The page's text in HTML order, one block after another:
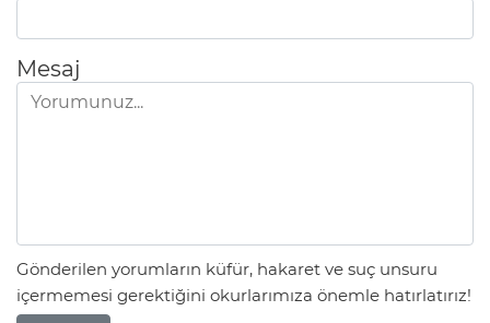
Mesaj
Gönderilen yorumların küfür, hakaret ve suç unsuru
içermemesi gerektiğini okurlarımıza önemle hatırlatırız!